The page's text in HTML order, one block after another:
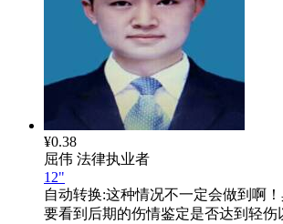
¥0.38
屈伟 法律执业者
12"
自动转换:这种情况不一定会做到啊！
要看到后期的伤情鉴定是否达到轻伤